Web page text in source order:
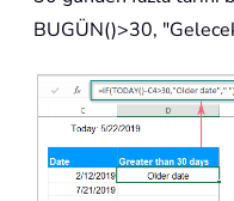
BUGÜN()>30,